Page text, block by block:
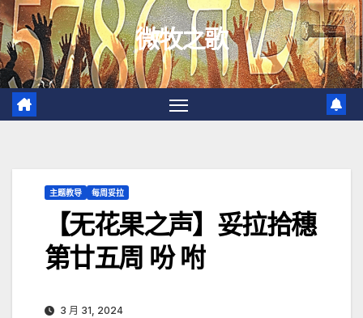
跳
至
内
容
微牧之歌
主题教导 每周妥拉
【无花果之声】妥拉拾穗
第廿五周 吩 咐
3 月 31, 2024